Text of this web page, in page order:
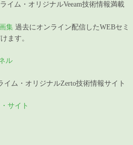
イム・オリジナルVeeam技術情報満載
集 過去にオンライン配信したWEBセミ
ます。
ル
イム・オリジナルZerto技術情報サイト
サイト